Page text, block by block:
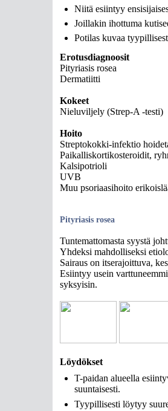
Niitä esiintyy
Joillakin ihottuma
Potilas kuvaa
Erotusdiagnoosit
Pityriasis rosea
Dermatiitti
Kokeet
Nieluviljely (Strep-A -testi)
Hoito
Streptokokki-infektio
Paikalliskortikosteroidit,
Kalsipotrioli
UVB
Muu psoriaasihoito
Pityriasis rosea
Tuntemattomasta syystä
Yhdeksi mahdolliseksi
Sairaus on itserajoittuva,
Esiintyy usein
syksyisin.
Löydökset
T-paidan alueella
suuntaisesti.
Tyypillisesti löytyy